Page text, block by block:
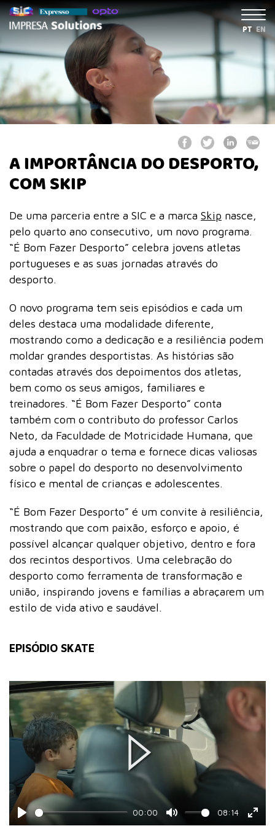
PT EN
A IMPORTÂNCIA DO DESPORTO,
COM SKIP
De uma parceria entre a SIC e a marca Skip nasce,
pelo quarto ano consecutivo, um novo programa.
“É Bom Fazer Desporto” celebra jovens atletas
portugueses e as suas jornadas através do
desporto.
O novo programa tem seis episódios e cada um
deles destaca uma modalidade diferente,
mostrando como a dedicação e a resiliência podem
moldar grandes desportistas. As histórias são
contadas através dos depoimentos dos atletas,
bem como os seus amigos, familiares e
treinadores. “É Bom Fazer Desporto” conta
também com o contributo do professor Carlos
Neto, da Faculdade de Motricidade Humana, que
ajuda a enquadrar o tema e fornece dicas valiosas
sobre o papel do desporto no desenvolvimento
físico e mental de crianças e adolescentes.
“É Bom Fazer Desporto” é um convite à resiliência,
mostrando que com paixão, esforço e apoio, é
possível alcançar qualquer objetivo, dentro e fora
dos recintos desportivos. Uma celebração do
desporto como ferramenta de transformação e
união, inspirando jovens e famílias a abraçarem um
estilo de vida ativo e saudável.
EPISÓDIO SKATE
00:00 08:14
Play